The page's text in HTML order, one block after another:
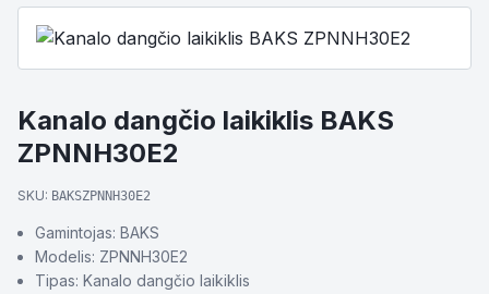
Kanalo dangčio laikiklis BAKS
ZPNNH30E2
SKU: BAKSZPNNH30E2
Gamintojas: BAKS
Modelis: ZPNNH30E2
Tipas: Kanalo dangčio laikiklis